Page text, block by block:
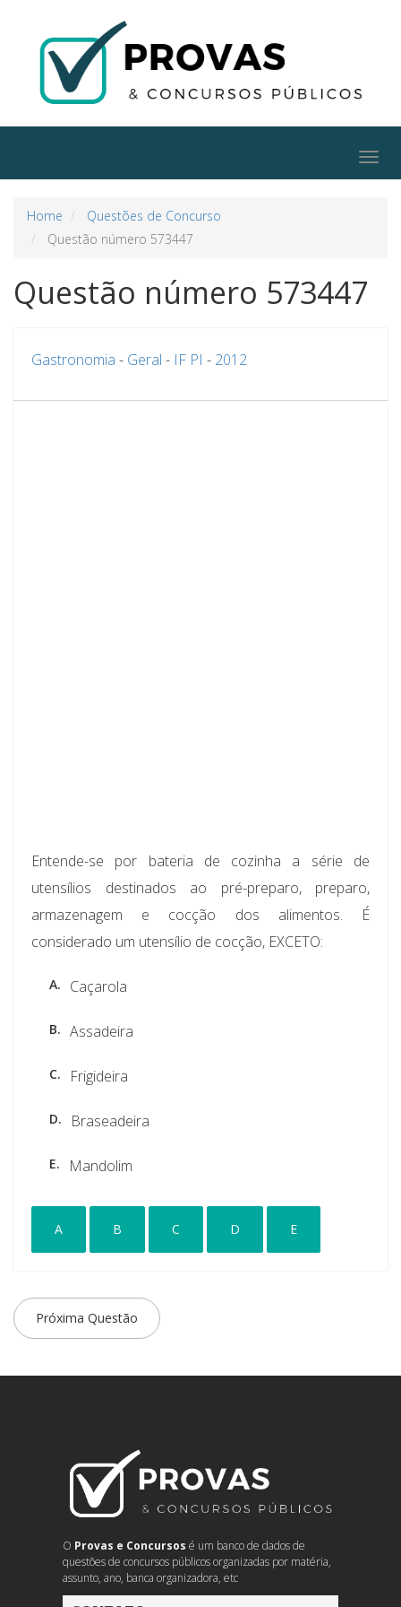
Home
Questões de Concurso
Questão número 573447
Questão número 573447
Gastronomia - Geral - IF PI - 2012
Entende-se por bateria de cozinha a série de
utensílios destinados ao pré-preparo, preparo,
armazenagem e cocção dos alimentos. É
considerado um utensílio de cocção, EXCETO:
A. Caçarola
B. Assadeira
C. Frigideira
D. Braseadeira
E. Mandolim
A B C D E
Próxima Questão
O Provas e Concursos é um banco de dados de
questões de concursos públicos organizadas por matéria,
assunto, ano, banca organizadora, etc